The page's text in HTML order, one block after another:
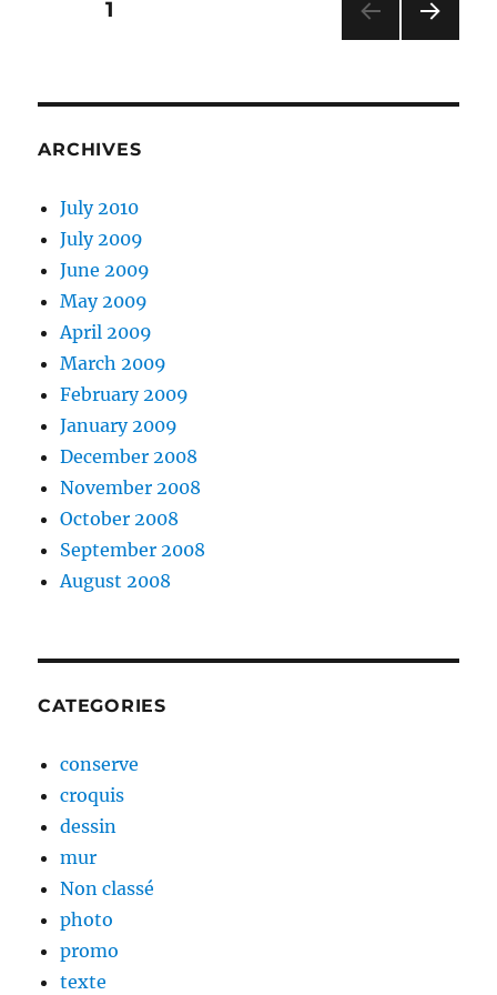
Posts
PAGE1
ARCHIVES
July 2010
July 2009
June 2009
May 2009
April 2009
March 2009
February 2009
January 2009
December 2008
November 2008
October 2008
September 2008
August 2008
CATEGORIES
conserve
croquis
dessin
mur
Non classé
photo
promo
texte